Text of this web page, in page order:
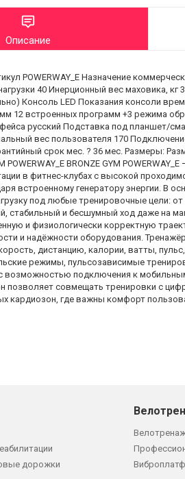
Описание
POWERWAY_E Назначение
40 Инерционный вес маховика,
Консоль LED Показания консоли
12 встроенных программ +3 режима
русский Подставка под планшет/
вес пользователя 170
срок мес. ? 36 мес. Размеры:
POWERWAY_E BRONZE GYM
в фитнес-клубах с высокой
встроенному генератору энергии. В
под любые тренировочные цели:
стабильный и бесшумный ход даже на
и физиологически корректную
и надёжности оборудования.
дистанцию, калории, ватты,
режимы, пульсозависимые
возможностью подключения к
позволяет совмещать тренировки с
кардиозон, где важны комфорт
дорожки